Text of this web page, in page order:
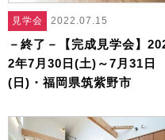
見学会 2022.07.15
－終了－【完成見学会】
2年7月30日(土)～7月31日
(日)・福岡県筑紫野市